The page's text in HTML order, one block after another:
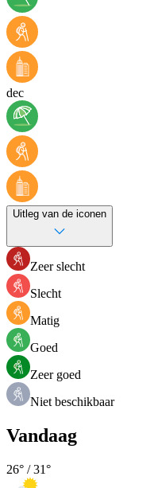
dec
Uitleg van de iconen
Zeer slecht
Slecht
Matig
Goed
Zeer goed
Niet beschikbaar
Vandaag
26° /31°